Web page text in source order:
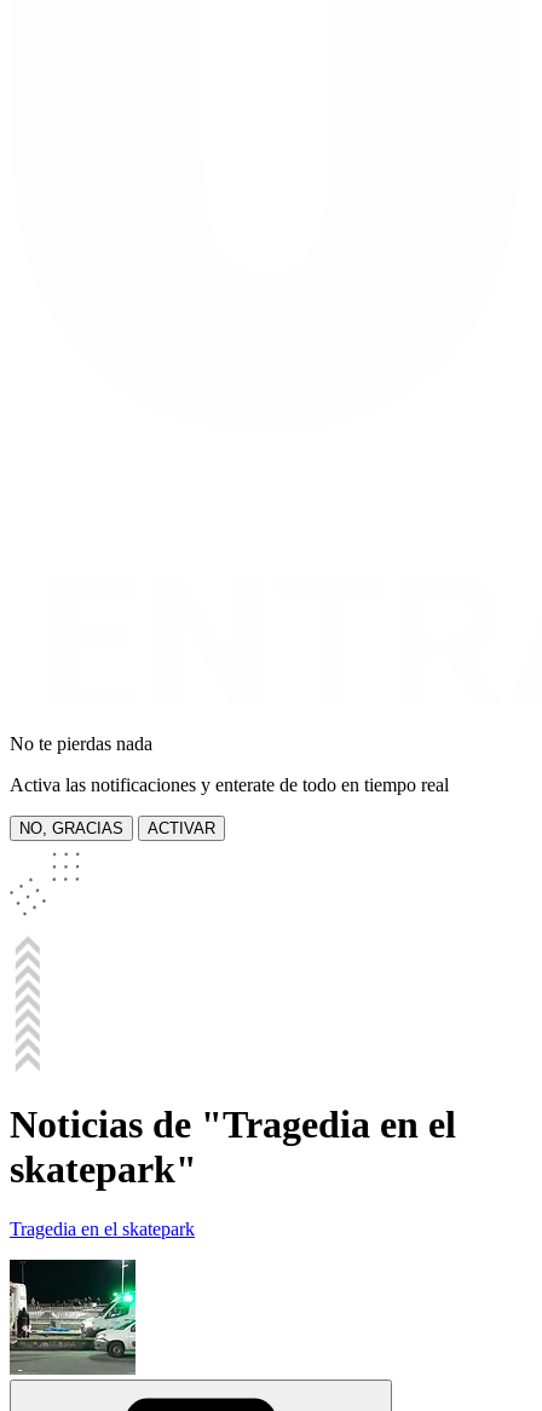
No te pierdas nada
Activa las notificaciones y enterate de todo en tiempo real
NO, GRACIAS ACTIVAR
Noticias de "Tragedia en el
skatepark"
Tragedia en el skatepark